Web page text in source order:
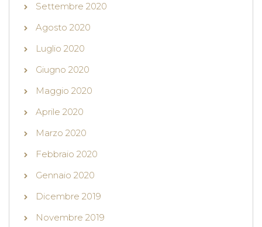
Settembre 2020
Agosto 2020
Luglio 2020
Giugno 2020
Maggio 2020
Aprile 2020
Marzo 2020
Febbraio 2020
Gennaio 2020
Dicembre 2019
Novembre 2019